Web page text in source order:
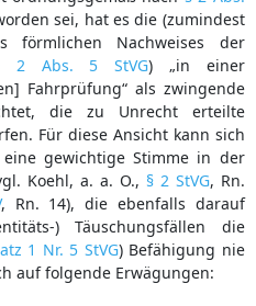
sei, hat es die (zumindest
förmlichen Nachweises der
2 Abs. 5 StVG) „in einer
Fahrprüfung“ als zwingende
die zu Unrecht erteilte
Für diese Ansicht kann sich
gewichtige Stimme in der
Koehl, a. a. O., § 2 StVG, Rn.
, Rn. 14), die ebenfalls darauf
) Täuschungsfällen die
1 Nr. 5 StVG) Befähigung nie
auf folgende Erwägungen: